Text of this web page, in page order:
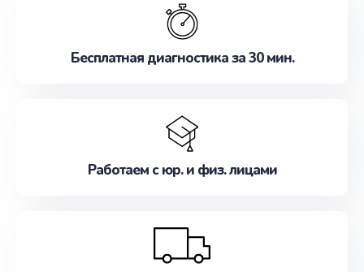
наилучшим образом. Не медлите записаться на
Бесплатная диагностика за 30 мин.
Работаем с юр. и физ. лицами